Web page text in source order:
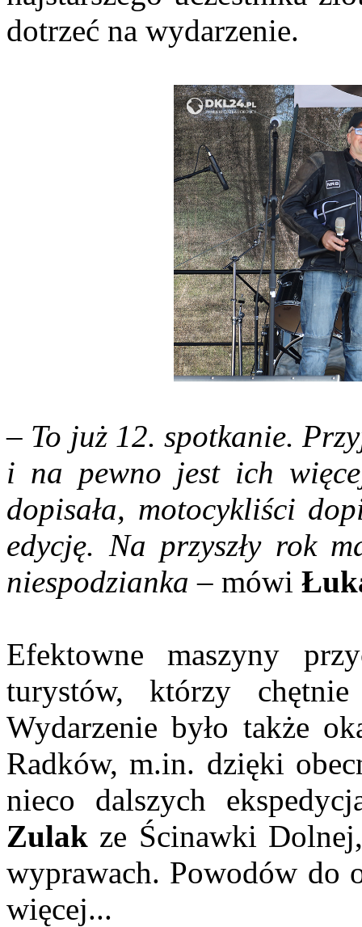
dotrzeć na wydarzenie.
– To już 12. spotkanie.
i na pewno jest ich
dopisała, motocykliści
edycję. Na przyszły rok
niespodzianka – mówi
Efektowne maszyny
turystów, którzy
Wydarzenie było także
Radków, m.in. dzięki
nieco dalszych
Zulak ze Ścinawki
wyprawach. Powodów do
więcej...